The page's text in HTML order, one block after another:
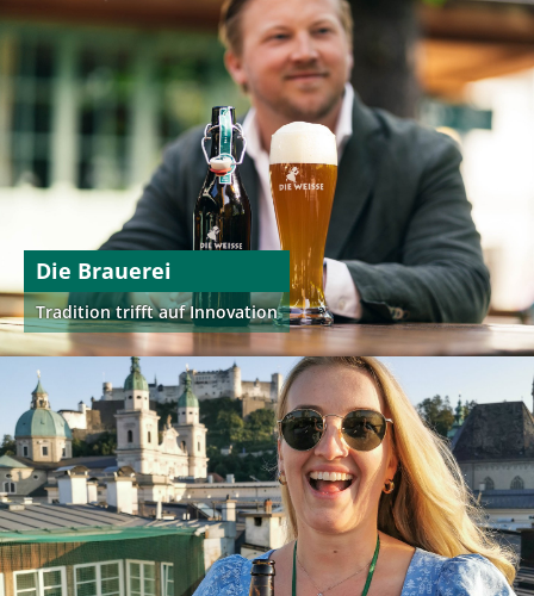
Die Brauerei
Tradition trifft auf Innovation